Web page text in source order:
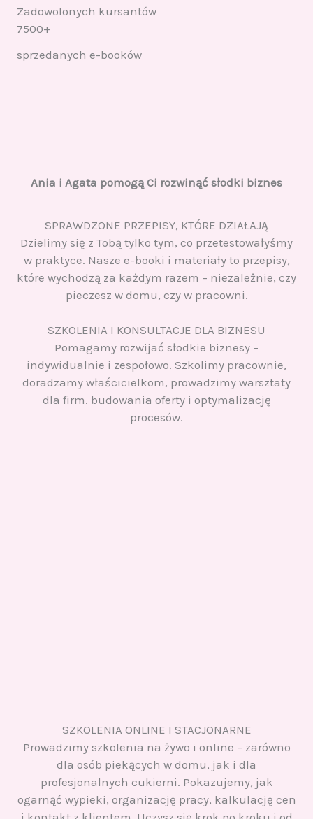
Zadowolonych kursantów
7500+
sprzedanych e-booków
Ania i Agata pomogą Ci rozwinąć słodki biznes
SPRAWDZONE PRZEPISY, KTÓRE DZIAŁAJĄ
Dzielimy się z Tobą tylko tym, co przetestowałyśmy
w praktyce. Nasze e-booki i materiały to przepisy,
które wychodzą za każdym razem – niezależnie, czy
pieczesz w domu, czy w pracowni.
SZKOLENIA I KONSULTACJE DLA BIZNESU
Pomagamy rozwijać słodkie biznesy –
indywidualnie i zespołowo. Szkolimy pracownie,
doradzamy właścicielkom, prowadzimy warsztaty
dla firm. budowania oferty i optymalizację
procesów.
SZKOLENIA ONLINE I STACJONARNE
Prowadzimy szkolenia na żywo i online – zarówno
dla osób piekących w domu, jak i dla
profesjonalnych cukierni. Pokazujemy, jak
ogarnąć wypieki, organizację pracy, kalkulację cen